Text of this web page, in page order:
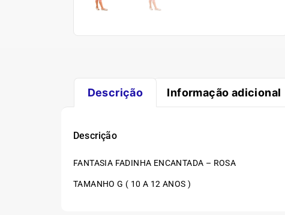
Descrição Informação adicional
Descrição
FANTASIA FADINHA ENCANTADA – ROSA
TAMANHO G ( 10 A 12 ANOS )